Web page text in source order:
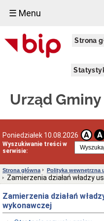
☰ Menu
Strona
Urząd
Poniedziałek 10.08.2026 A A
Wyszukiwanie treści w
serwisie:
Urząd
Gminy
Gmina
Dni
interesantów
w
sprawach
i
wniosków
dla
osób
niesłyszących
Strona główna Polityka wewnętrzna
Zamierzenia działań władzy
Zamierzenia działań
wykonawczej